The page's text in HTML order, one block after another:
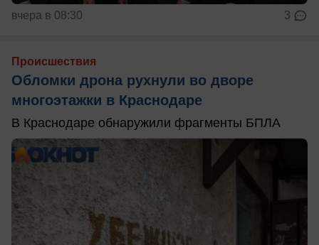
вчера в 08:30 3
Происшествия
Обломки дрона рухнули во дворе
многоэтажки в Краснодаре
В Краснодаре обнаружили фрагменты БПЛА